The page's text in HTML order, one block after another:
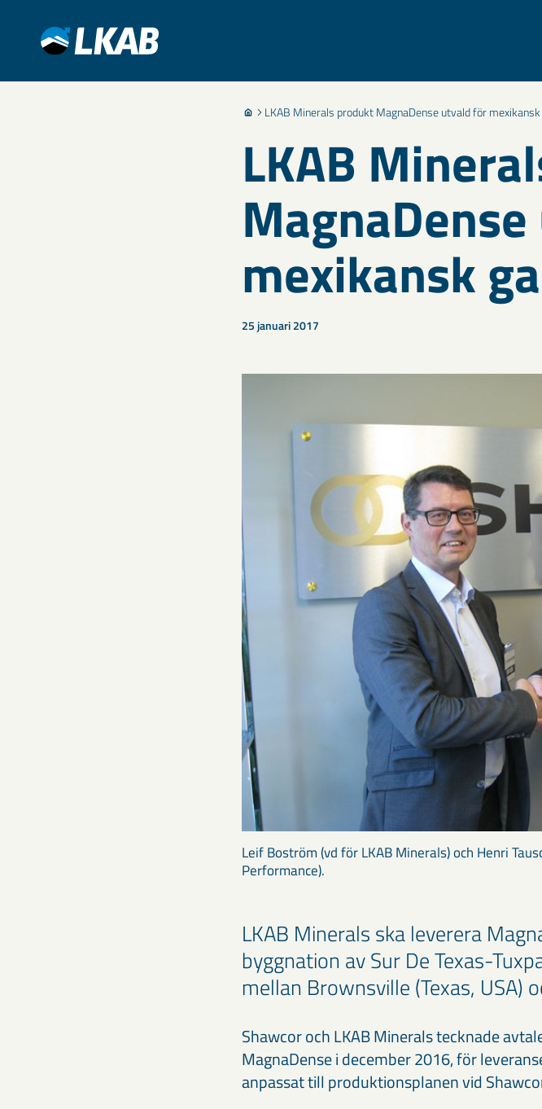
LKAB Minerals produkt MagnaDense utvald för
LKAB
mexikansk
25 januari 2017
Leif Boström (vd för LKAB Minerals) och Henri
Performance).
LKAB Minerals ska leverera
byggnation av Sur De Texas-
mellan Brownsville (Texas, USA)
Shawcor och LKAB Minerals tecknade
MagnaDense i december 2016, för
anpassat till produktionsplanen vid